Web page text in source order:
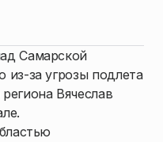
Самарской
из-за угрозы подлета
Вячеслав